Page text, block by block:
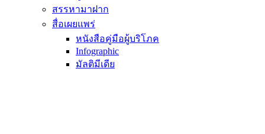
สรรหามาฝาก
สื่อเผยแพร่
หนังสือคู่มือผู้บริโภค
Infographic
มัลติมีเดีย